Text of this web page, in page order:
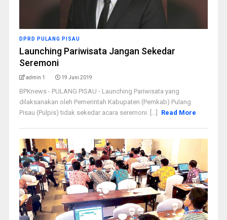
DPRD PULANG PISAU
Launching Pariwisata Jangan Sekedar
Seremoni
admin 1 19 Juni 2019
BPKnews - PULANG PISAU - Launching Pariwisata yang
dilaksanakan oleh Pemerintah Kabupaten (Pemkab) Pulang
Pisau (Pulpis) tidak sekedar acara seremoni. [...]
Read More